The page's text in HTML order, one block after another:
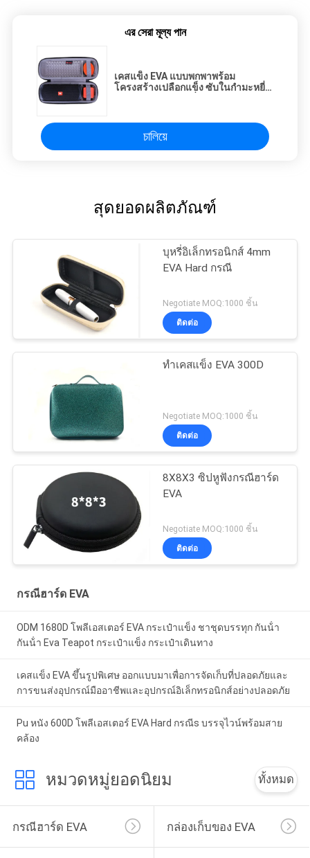
এর সেরা মূল্য পান
เคสแข็ง EVA แบบพกพาพร้อม
โครงสร้างเปลือกแข็ง ซับในกำมะหยี่
চালিয়ে
สุดยอดผลิตภัณฑ์
บุหรี่อิเล็กทรอนิกส์ 4mm
EVA Hard กรณี
Negotiate MOQ:1000 ชิ้น
ติดต่อ
ทำเคสแข็ง EVA 300D
Negotiate MOQ:1000 ชิ้น
ติดต่อ
8X8X3 ซิปหูฟังกรณีฮาร์ด
EVA
Negotiate MOQ:1000 ชิ้น
ติดต่อ
กรณีฮาร์ด EVA
ODM 1680D โพลีเอสเตอร์ EVA กระเป๋าแข็ง ชาชุดบรรทุก กันน้ํา
กันน้ํา Eva Teapot กระเป๋าแข็ง กระเป๋าเดินทาง
เคสแข็ง EVA ขึ้นรูปพิเศษ ออกแบบมาเพื่อการจัดเก็บที่ปลอดภัยและ
การขนส่งอุปกรณ์มืออาชีพและอุปกรณ์อิเล็กทรอนิกส์อย่างปลอดภัย
Pu หนัง 600D โพลีเอสเตอร์ EVA Hard กรณีs บรรจุไวน์พร้อมสาย
คล้อง
หมวดหมู่ยอดนิยม ทั้งหมด
กรณีฮาร์ด EVA กล่องเก็บของ EVA